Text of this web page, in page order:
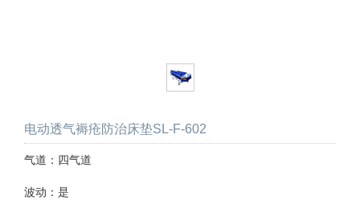
电动透气褥疮防治床垫SL-F-602
气道：四气道
波动：是